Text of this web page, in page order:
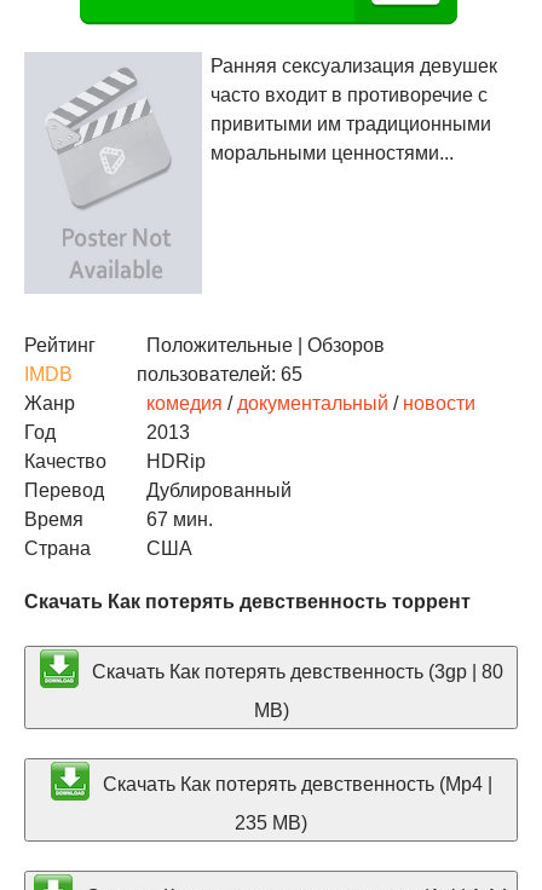
Ранняя сексуализация девушек
часто входит в противоречие с
привитыми им традиционными
моральными ценностями...
Рейтинг
IMDB
Положительные | Обзоров
пользователей: 65
Жанр
комедия / документальный / новости
Год
2013
Качество
HDRip
Перевод
Дублированный
Время
67 мин.
Страна
США
Скачать Как потерять девственность торрент
Скачать Как потерять девственность (3gp | 80
MB)
Скачать Как потерять девственность (Mp4 |
235 MB)